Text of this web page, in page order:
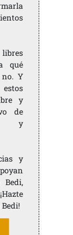
libres
qué
Y
y
de
y
y
Bedi,